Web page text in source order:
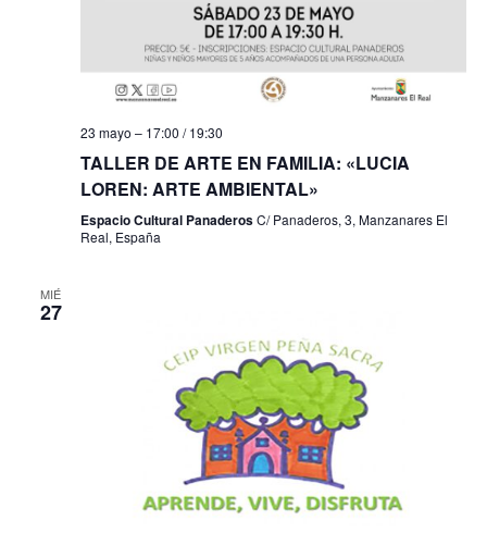
v
e
t
o
23 mayo – 17:00 /19:30
TALLER DE ARTE EN FAMILIA: «LUCIA
LOREN: ARTE AMBIENTAL»
Espacio Cultural PanaderosC/ Panaderos, 3, Manzanares El
Real, España
MIÉ
27